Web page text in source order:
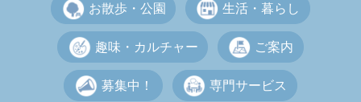
お散歩・公園 生活・暮らし
趣味・カルチャー ご案内
募集中！ 専門サービス